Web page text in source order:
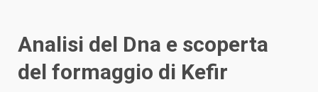
Analisi del Dna e scoperta
del formaggio di Kefir